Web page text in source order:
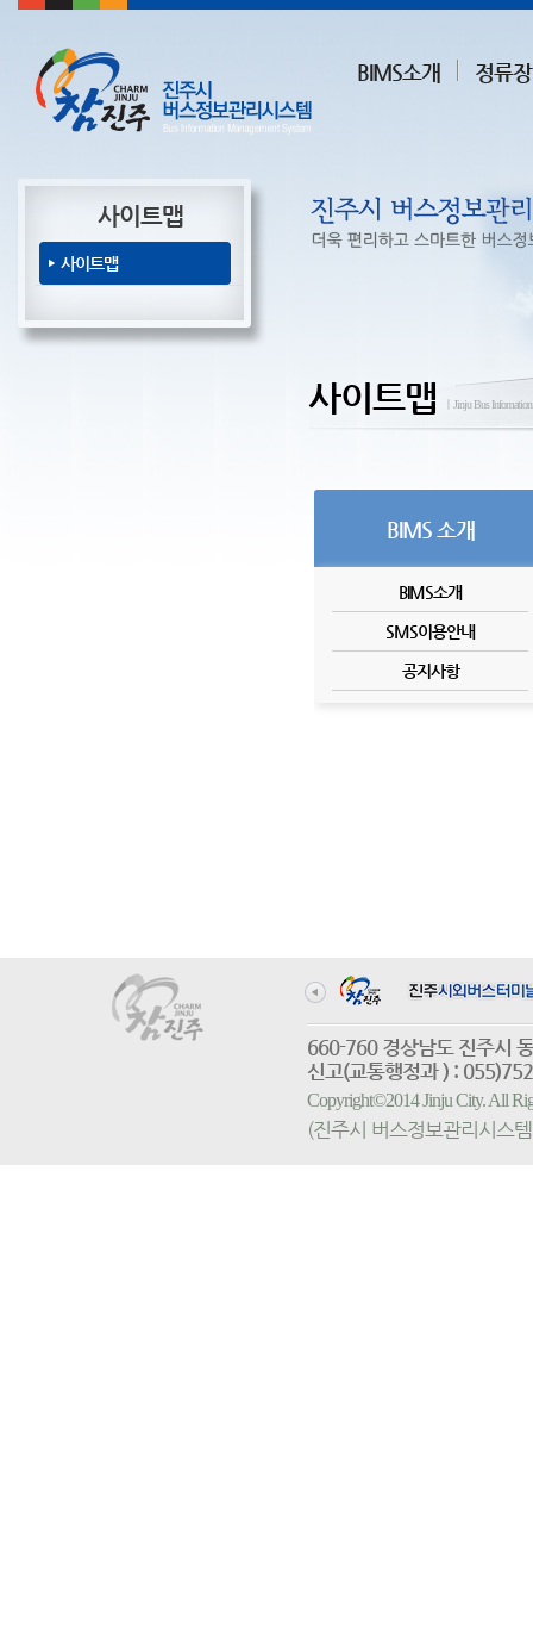
BIMS소개 정류
사이트맵
사이트맵
사이트맵 ㅣJinju Bus
BIMS 소개
BIMS소개
SMS이용안내
공지사항
660-760 경상남도 진
신고(교통행정과 ) :
Copyright©2014 Jinju City. All
(진주시 버스정보관리시스